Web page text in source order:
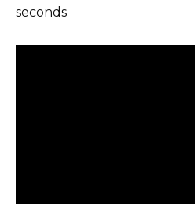
seconds